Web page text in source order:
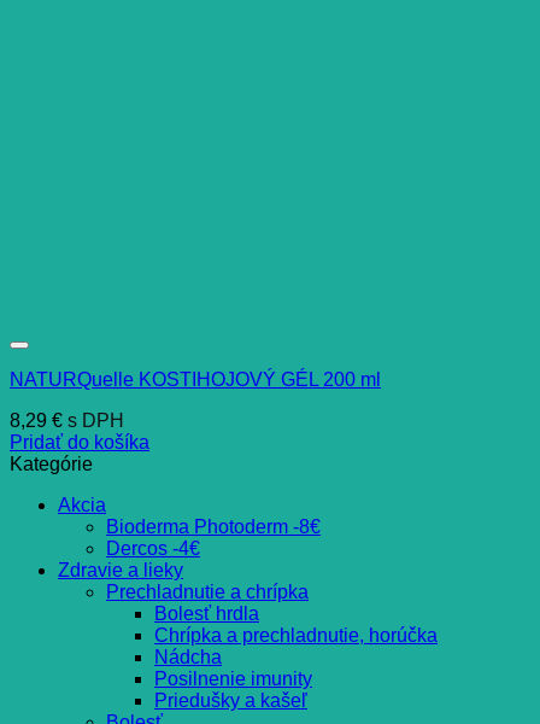
NATURQuelle KOSTIHOJOVÝ GÉL 200 ml
8,29 € s DPH
Pridať do košíka
Kategórie
Akcia
Bioderma Photoderm -8€
Dercos -4€
Zdravie a lieky
Prechladnutie a chrípka
Bolesť hrdla
Chrípka a prechladnutie, horúčka
Nádcha
Posilnenie imunity
Priedušky a kašeľ